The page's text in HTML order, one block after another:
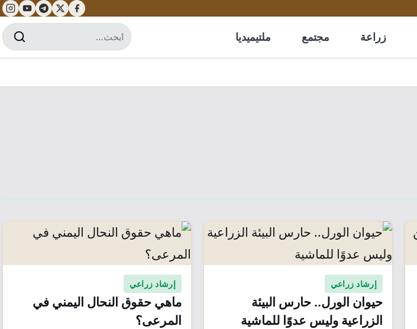
زراعة مجتمع ملتيميديا
إرشاد زراعي
حيوان الورل.. حارس البيئة
الزراعية وليس عدوًا للماشية
إرشاد زراعي
ماهي حقوق النحال اليمني في
المرعى؟